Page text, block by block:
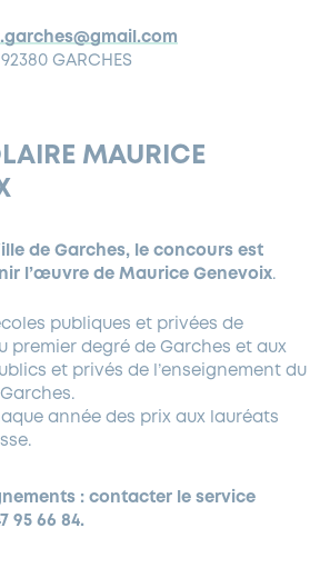
GARCHES
MAURICE
de Garches, le concours est
l’œuvre de Maurice Genevoix.
publiques et privées de
premier degré de Garches et aux
et privés de l’enseignement du
année des prix aux lauréats
: contacter le service
95 66 84.